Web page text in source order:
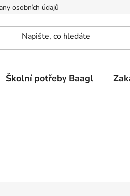
osobních údajů
Školní potřeby Baagl